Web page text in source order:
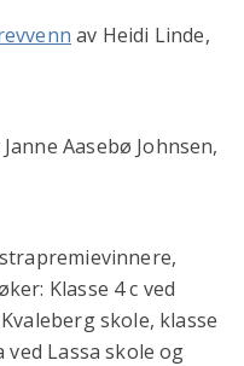
av Heidi Linde,
Aasebø Johnsen,
Klasse 4 c ved
skole, klasse
ved Lassa skole og